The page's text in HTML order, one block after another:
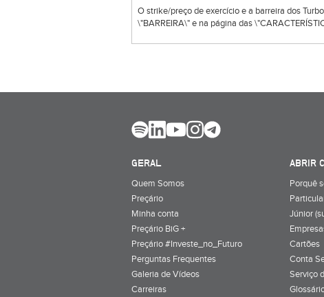
O strike/preço de exercício e a barreira dos
\"BARREIRA\" e na página das
GERAL
Quem Somos
Preçário
Minha conta
Preçário BiG +
Preçário #Investe_no_Futuro
Perguntas Frequentes
Galeria de Vídeos
Carreiras
ABRIR
Porquê
Júnior
Cartões
Conta
Serviço